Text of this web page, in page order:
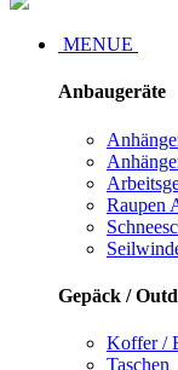
MENUE
Anbaugeräte
Raupen
Gepäck /
Koffer /
Taschen